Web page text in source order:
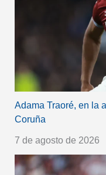
Adama Traoré, en la
Coruña
7 de agosto de 2026